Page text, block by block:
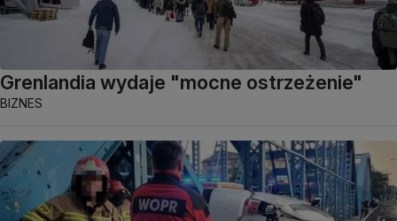
Grenlandia wydaje "mocne ostrzeżenie"
BIZNES